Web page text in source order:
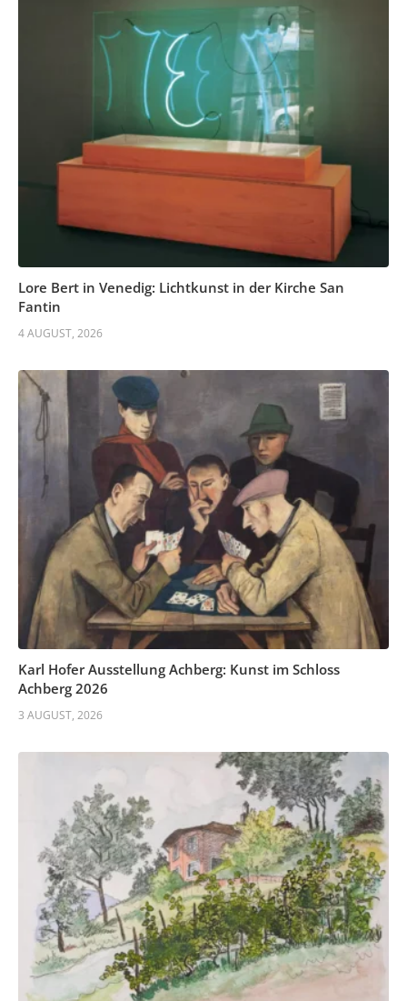
Lore Bert in Venedig: Lichtkunst in der Kirche San
Fantin
4 AUGUST, 2026
Karl Hofer Ausstellung Achberg: Kunst im Schloss
Achberg 2026
3 AUGUST, 2026